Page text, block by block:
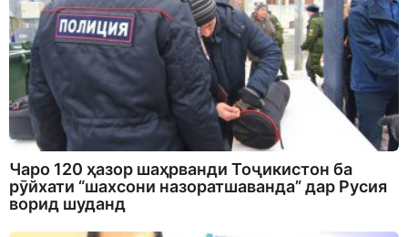
Чаро 120 ҳазор шаҳрванди Тоҷикистон ба
рӯйхати “шахсони назоратшаванда” дар Русия
ворид шуданд